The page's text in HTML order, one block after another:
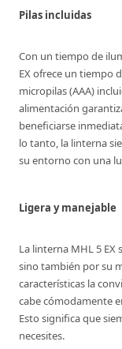
Pilas incluidas
Con un tiempo de
EX ofrece un tiempo
micropilas (AAA)
alimentación
beneficiarse
lo tanto, la linterna
su entorno con una
Ligera y manejable
La linterna MHL 5
sino también por su
características la
cabe cómodamente
Esto significa que
necesites.